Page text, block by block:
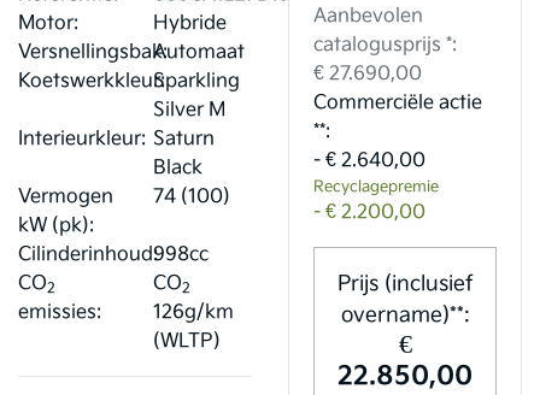
Motor:
Hybride
Versnellingsbak:Automaat
Koetswerkkleur:Sparkling
Silver M
Interieurkleur: Saturn
Black
Vermogen
kW (pk):
74 (100)
Cilinderinhoud:998cc
CO2
emissies:
CO2
126g/km
(WLTP)
Aanbevolen
catalogusprijs *:
€ 27.690,00
Commerciële actie
**:
- € 2.640,00
Recyclagepremie
- € 2.200,00
Prijs (inclusief
overname)**:
€
22.850,00